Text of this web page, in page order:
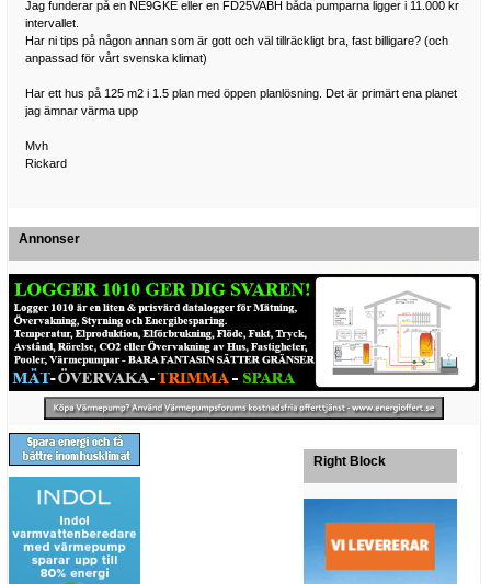
Jag funderar på en NE9GKE eller en FD25VABH båda pumparna ligger i 11.000 kr
intervallet.
Har ni tips på någon annan som är gott och väl tillräckligt bra, fast billigare? (och
anpassad för vårt svenska klimat)
Har ett hus på 125 m2 i 1.5 plan med öppen planlösning. Det är primärt ena planet
jag ämnar värma upp
Mvh
Rickard
Annonser
Right Block